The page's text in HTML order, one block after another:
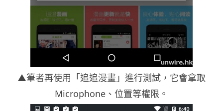
▲筆者再使用「追追漫畫」進行測試，它會拿取
Microphone、位置等權限。